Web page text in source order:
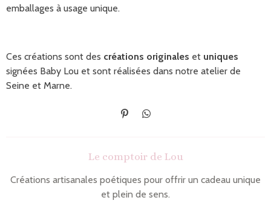
emballages à usage unique.
Ces créations sont des créations originales et uniques
signées Baby Lou et sont réalisées dans notre atelier de
Seine et Marne.
É
g
l
r
P
a
r
Le comptoir de Lou
Créations artisanales poétiques pour offrir un cadeau unique
et plein de sens.